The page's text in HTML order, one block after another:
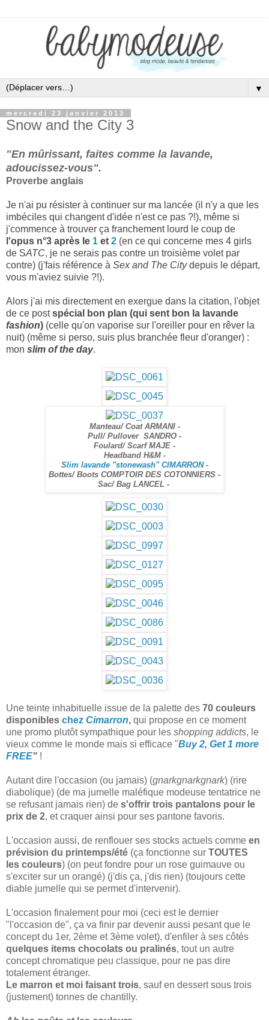
▼
mercredi 23 janvier 2013
Snow and the City 3
"En mûrissant, faites comme la lavande,
adoucissez-vous".
Proverbe anglais
Je n'ai pu résister à continuer sur ma lancée (il n'y a que les
imbéciles qui changent d'idée n'est ce pas ?!), même si
j'commence à trouver ça franchement lourd le coup de
l'opus n°3 après le 1 et 2 (en ce qui concerne mes 4 girls
de SATC, je ne serais pas contre un troisième volet par
contre) (j'fais référence à Sex and The Citydepuis le départ,
vous m'aviez suivie ?!).
Alors j'ai mis directement en exergue dans la citation, l'objet
de ce postspécial bon plan (qui sent bon la lavande
fashion) (celle qu'on vaporise sur l'oreiller pour en rêver la
nuit) (même si perso, suis plus branchée fleur d'oranger) :
mon slim of the day.
Manteau/ Coat ARMANI -
Pull/ Pullover SANDRO -
Foulard/ Scarf MAJE -
Headband H&M -
Slim lavande "stonewash" CIMARRON-
Bottes/ Boots COMPTOIR DES COTONNIERS -
Sac/ Bag LANCEL -
Une teinte inhabituelle issue de la palette des 70 couleurs
disponibles chez Cimarron, qui propose en ce moment
une promo plutôt sympathique pour les shopping addicts, le
vieux comme le monde mais si efficace "Buy 2, Get 1 more
FREE" !
Autant dire l'occasion (ou jamais) (gnarkgnarkgnark) (rire
diabolique) (de ma jumelle maléfique modeuse tentatrice ne
se refusant jamais rien) de s'offrir trois pantalons pour le
prix de 2, et craquer ainsi pour ses pantone favoris.
L'occasion aussi, de renflouer ses stocks actuels comme en
prévision du printemps/été (ça fonctionne sur TOUTES
les couleurs) (on peut fondre pour un rose guimauve ou
s'exciter sur un orangé) (j'dis ça, j'dis rien) (toujours cette
diable jumelle qui se permet d'intervenir).
L'occasion finalement pour moi (ceci est le dernier
"l'occasion de", ça va finir par devenir aussi pesant que le
concept du 1er, 2ème et 3ème volet), d'enfiler à ses côtés
quelques items chocolats ou pralinés, tout un autre
concept chromatique peu classique, pour ne pas dire
totalement étranger.
Le marron et moi faisant trois, sauf en dessert sous trois
(justement) tonnes de chantilly.